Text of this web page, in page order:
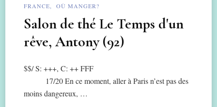
FRANCE OÙ MANGER?
Salon de thé Le Temps d'un
rêve, Antony (92)
$$/ S: +++, C: ++ FFF
17/20 En ce moment, aller à Paris n’est pas des
moins dangereux, …